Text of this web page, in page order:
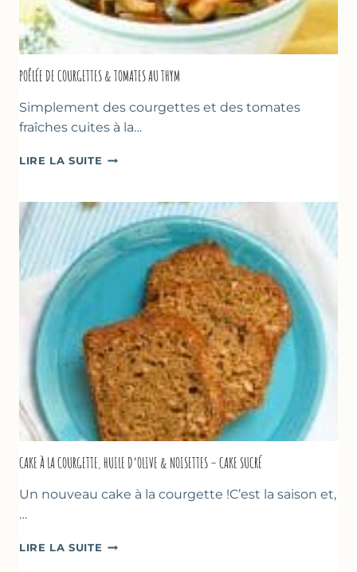
POÊLÉE DE COURGETTES & TOMATES AU THYM
Simplement des courgettes et des tomates
fraîches cuites à la…
LIRE LA SUITE POÊLÉE
&
TOMATES
AU
THYM
CAKE À LA COURGETTE, HUILE D’OLIVE & NOISETTES – CAKE SUCRÉ
Un nouveau cake à la courgette !C’est la saison et,
…
LIRE LA SUITE CAKE